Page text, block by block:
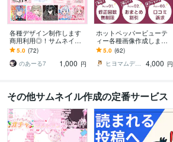
各種デザイン制作します
商用利用◎！サムネイ
ル、立ち絵宣伝画像、同
人作品等
5.0 (72)
のあーる7
1,000 円
ホットペッパービューテ
ィー各種画像作成します
▶画像で差別化！オプシ
ョンで【口コミ訴求カー
ド】も作成可能！
5.0 (62)
ヒヨマムデザイン
4,000 円
その他サムネイル作成の定番サービス